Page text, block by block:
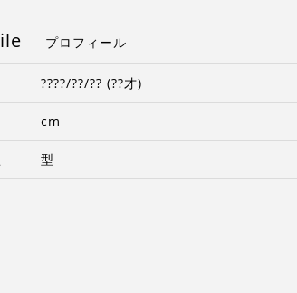
プロフィール
????/??/?? (??才)
cm
型